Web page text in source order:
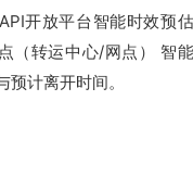
开放平台智能时效预
（转运中心/网点） 智
预计离开时间。